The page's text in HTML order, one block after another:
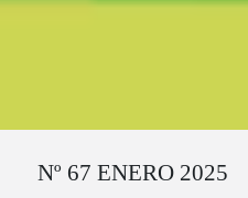
Nº 67 ENERO 2025